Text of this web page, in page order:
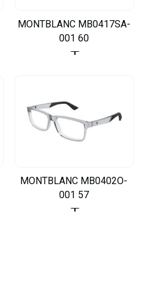
MONTBLANC MB0417SA-
001 60
MONTBLANC MB0402O-
001 57